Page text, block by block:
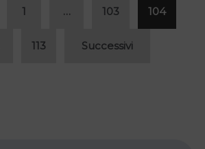
1 … 103 104
113 Successivi